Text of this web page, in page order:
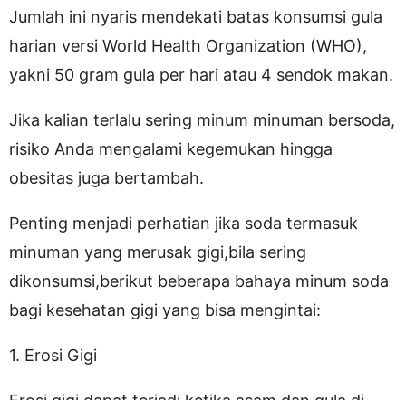
Jumlah ini nyaris mendekati batas konsumsi gula
harian versi World Health Organization (WHO),
yakni 50 gram gula per hari atau 4 sendok makan.
Jika kalian terlalu sering minum minuman bersoda,
risiko Anda mengalami kegemukan hingga
obesitas juga bertambah.
Penting menjadi perhatian jika soda termasuk
minuman yang merusak gigi,bila sering
dikonsumsi,berikut beberapa bahaya minum soda
bagi kesehatan gigi yang bisa mengintai:
1. Erosi Gigi